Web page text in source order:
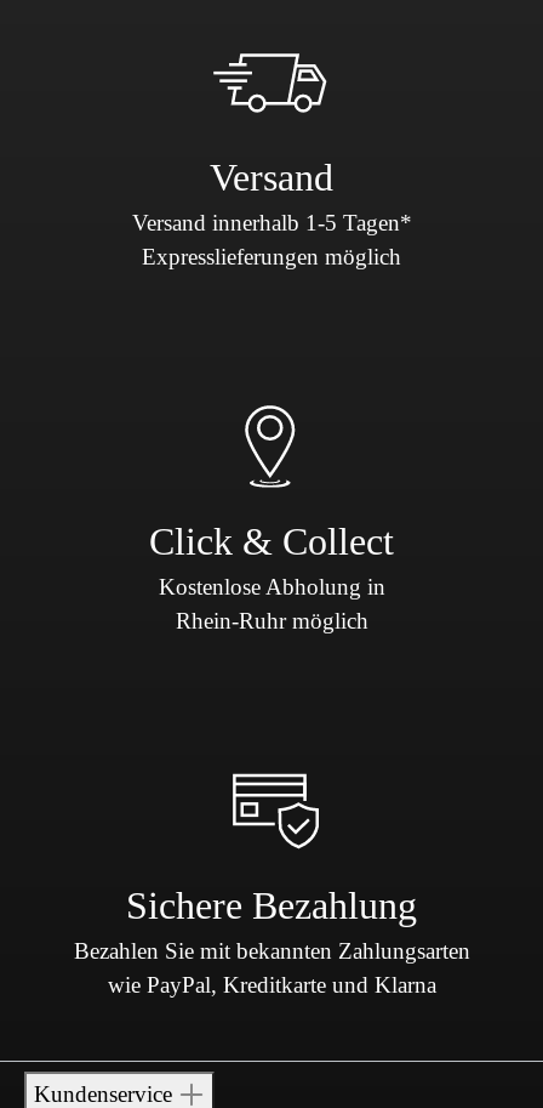
Versand
Versand innerhalb 1-5 Tagen*
Expresslieferungen möglich
Click & Collect
Kostenlose Abholung in
Rhein-Ruhr möglich
Sichere Bezahlung
Bezahlen Sie mit bekannten Zahlungsarten
wie PayPal, Kreditkarte und Klarna
Kundenservice